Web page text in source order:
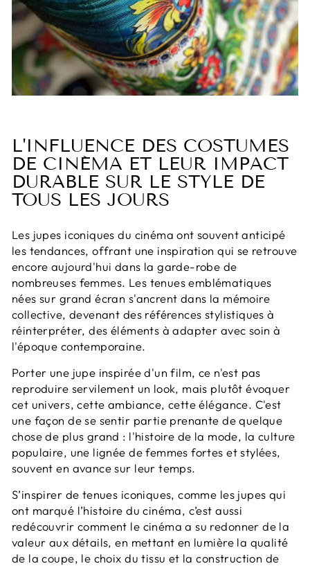
L'INFLUENCE DES COSTUMES
DE CINÉMA ET LEUR IMPACT
DURABLE SUR LE STYLE DE
TOUS LES JOURS
Les jupes iconiques du cinéma ont souvent anticipé
les tendances, offrant une inspiration qui se retrouve
encore aujourd'hui dans la garde-robe de
nombreuses femmes. Les tenues emblématiques
nées sur grand écran s'ancrent dans la mémoire
collective, devenant des références stylistiques à
réinterpréter, des éléments à adapter avec soin à
l'époque contemporaine.
Porter une jupe inspirée d'un film, ce n'est pas
reproduire servilement un look, mais plutôt évoquer
cet univers, cette ambiance, cette élégance. C'est
une façon de se sentir partie prenante de quelque
chose de plus grand : l'histoire de la mode, la culture
populaire, une lignée de femmes fortes et stylées,
souvent en avance sur leur temps.
S’inspirer de tenues iconiques, comme les jupes qui
ont marqué l’histoire du cinéma, c’est aussi
redécouvrir comment le cinéma a su redonner de la
valeur aux détails, en mettant en lumière la qualité
de la coupe, le choix du tissu et la construction de